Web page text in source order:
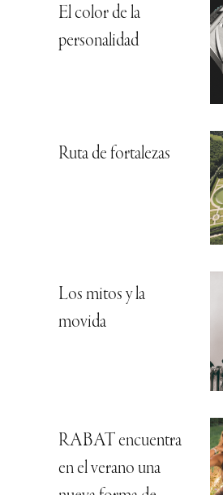
El color de la
personalidad
Ruta de fortalezas
Los mitos y la
movida
RABAT encuentra
en el verano una